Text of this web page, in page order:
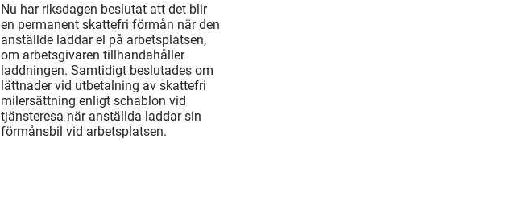
Nu har riksdagen beslutat att det blir
en permanent skattefri förmån när den
anställde laddar el på arbetsplatsen,
om arbetsgivaren tillhandahåller
laddningen. Samtidigt beslutades om
lättnader vid utbetalning av skattefri
milersättning enligt schablon vid
tjänsteresa när anställda laddar sin
förmånsbil vid arbetsplatsen.